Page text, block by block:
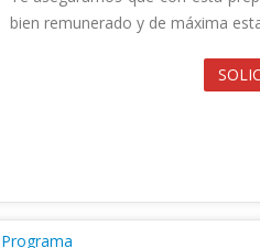
bien remunerado y de
Programa